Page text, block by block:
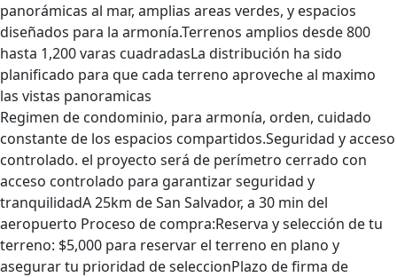
panorámicas al mar, amplias areas verdes, y espacios
diseñados para la armonía.Terrenos amplios desde 800
hasta 1,200 varas cuadradasLa distribución ha sido
planificado para que cada terreno aproveche al maximo
las vistas panoramicas
Regimen de condominio, para armonía, orden, cuidado
constante de los espacios compartidos.Seguridad y acceso
controlado. el proyecto será de perímetro cerrado con
acceso controlado para garantizar seguridad y
tranquilidadA 25km de San Salvador, a 30 min del
aeropuerto Proceso de compra:Reserva y selección de tu
terreno: $5,000 para reservar el terreno en plano y
asegurar tu prioridad de seleccionPlazo de firma de